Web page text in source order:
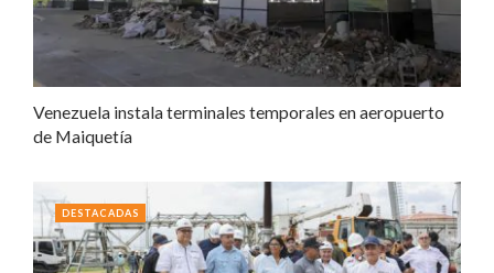
Venezuela instala terminales temporales en aeropuerto
de Maiquetía
DESTACADAS